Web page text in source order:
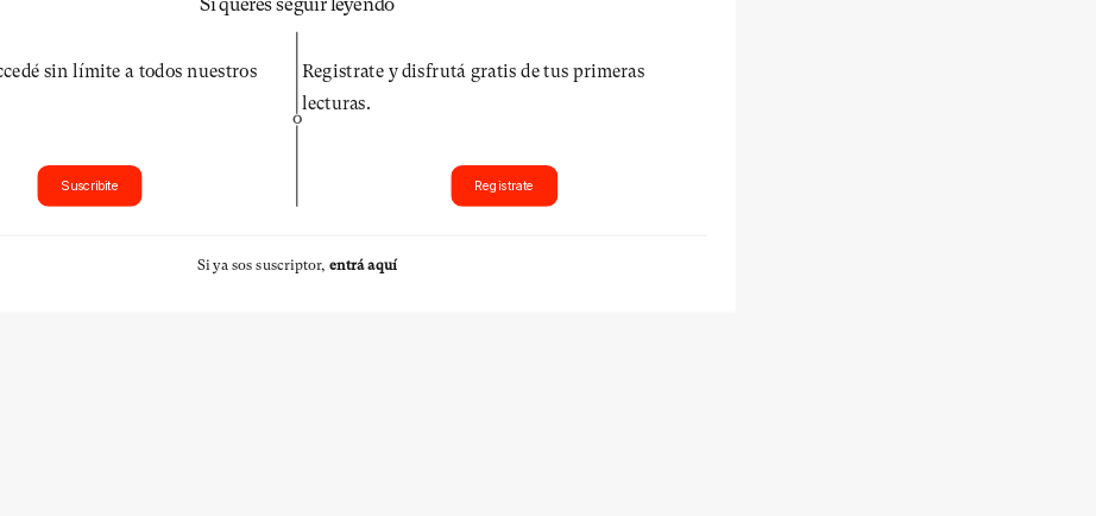
sin límite a todos nuestros
Suscribite
O
Registrate y disfrutá gratis de tus primeras
lecturas.
Registrate
Si ya sos suscriptor, entrá aquí